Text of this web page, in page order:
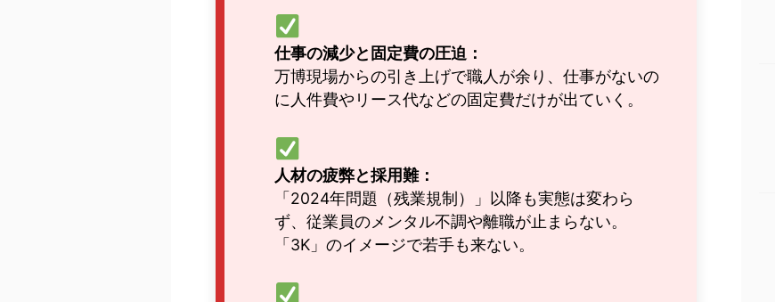
仕事の減少と固定費の圧迫：
万博現場からの引き上げで職人が余り、仕事がないの
に人件費やリース代などの固定費だけが出ていく。
人材の疲弊と採用難：
「2024年問題（残業規制）」以降も実態は変わら
ず、従業員のメンタル不調や離職が止まらない。
「3K」のイメージで若手も来ない。